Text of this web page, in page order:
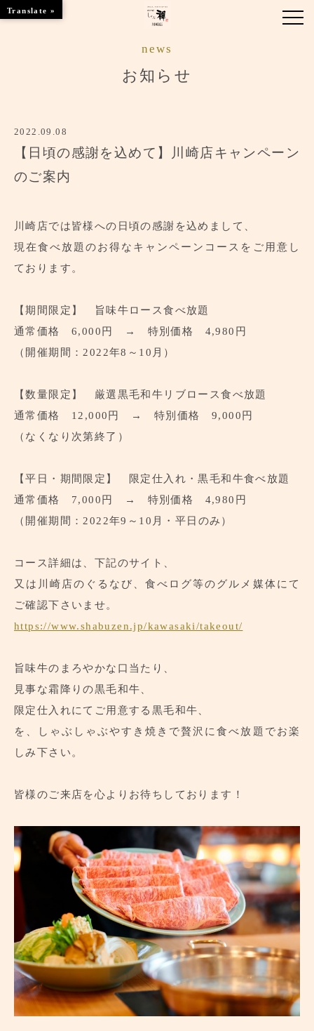
ブランドトップ
news
お知らせ
2022.09.08
【日頃の感謝を込めて】川崎店キャンペーン
のご案内
川崎店では皆様への日頃の感謝を込めまして、
現在食べ放題のお得なキャンペーンコースをご用意し
ております。
【期間限定】 旨味牛ロース食べ放題
通常価格 6,000円 → 特別価格 4,980円
（開催期間：2022年8～10月）
【数量限定】 厳選黒毛和牛リブロース食べ放題
通常価格 12,000円 → 特別価格 9,000円
（なくなり次第終了）
【平日・期間限定】 限定仕入れ・黒毛和牛食べ放題
通常価格 7,000円 → 特別価格 4,980円
（開催期間：2022年9～10月・平日のみ）
コース詳細は、下記のサイト、
又は川崎店のぐるなび、食べログ等のグルメ媒体にて
ご確認下さいませ。
https://www.shabuzen.jp/kawasaki/takeout/
旨味牛のまろやかな口当たり、
見事な霜降りの黒毛和牛、
限定仕入れにてご用意する黒毛和牛、
を、しゃぶしゃぶやすき焼きで贅沢に食べ放題でお楽
しみ下さい。
皆様のご来店を心よりお待ちしております！
Translate »